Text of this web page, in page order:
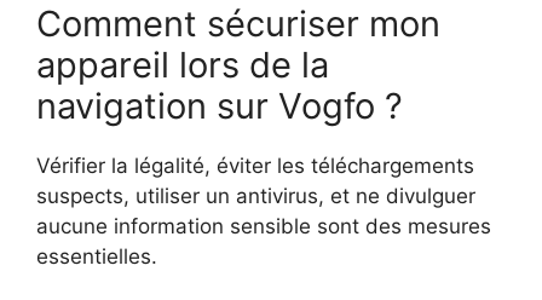
Comment sécuriser mon
appareil lors de la
navigation sur Vogfo ?
Vérifier la légalité, éviter les téléchargements
suspects, utiliser un antivirus, et ne divulguer
aucune information sensible sont des mesures
essentielles.